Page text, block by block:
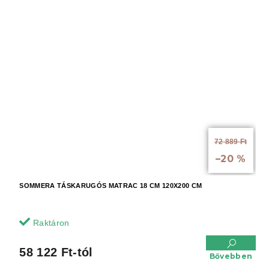
72 889 Ft
–20 %
SOMMERA TÁSKARUGÓS MATRAC 18 CM 120X200 CM
Raktáron
58 122 Ft-tól Bővebben